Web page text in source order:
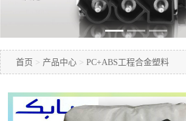
首页 > 产品中心 > PC+ABS工程合金塑料